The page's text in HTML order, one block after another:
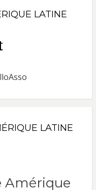
LATINE
LATINE
Amérique